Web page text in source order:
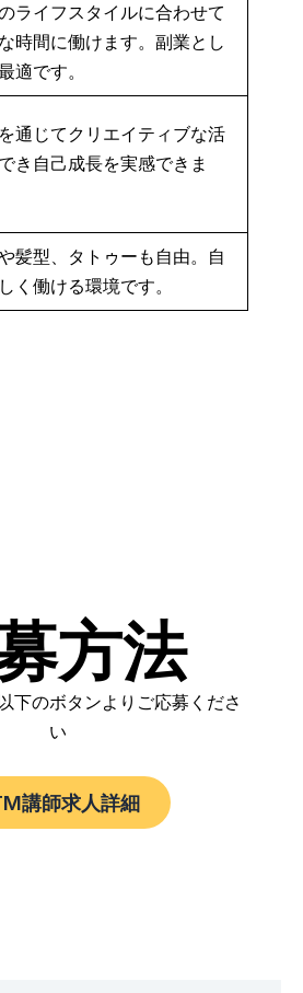
ライフスタイルに合わせて
時間に働けます。副業とし
適です。
通じてクリエイティブな活
き自己成長を実感できま
髪型、タトゥーも自由。自
く働ける環境です。
方法
下のボタンよりご応募くださ
い
講師求人詳細